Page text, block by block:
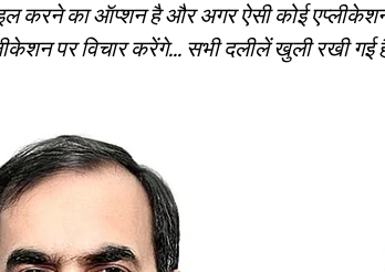
करने का ऑप्शन है और अगर ऐसी कोई
पर विचार करेंगे... सभी दलीलें खुली रखी गई